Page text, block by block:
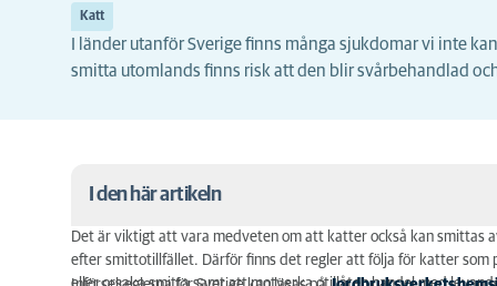
Katt
I länder utanför Sverige finns många sjukdomar vi inte
smitta utomlands finns risk att den blir svårbehandlad
I den här artikeln
Inför utlandsresan
Det är viktigt att vara medveten om att katter också kan smittas
efter smittotillfället. Därför finns det regler att följa för katter som